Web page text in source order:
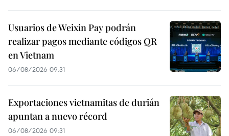
Usuarios de Weixin Pay podrán
realizar pagos mediante códigos QR
en Vietnam
06/08/2026 09:31
Exportaciones vietnamitas de durián
apuntan a nuevo récord
06/08/2026 09:31